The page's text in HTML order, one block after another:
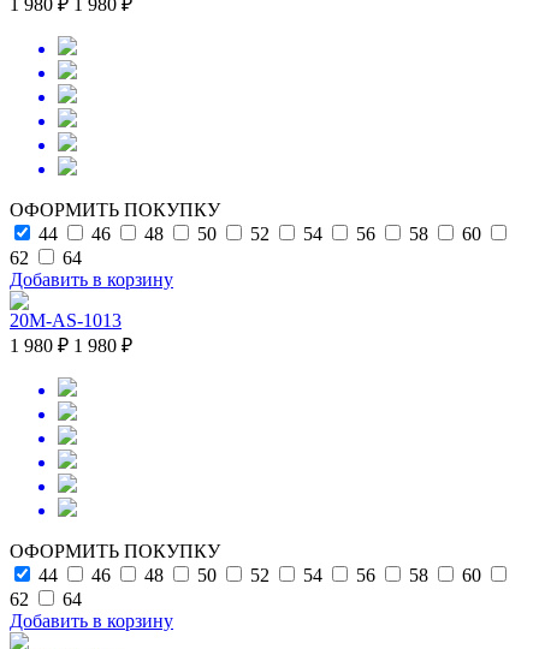
ОФОРМИТЬ ПОКУПКУ
44
46 48 50 52 54 56 58
60
62
64
Добавить в корзину
20M-AS-1013
1 980 ₽ 1 980 ₽
ОФОРМИТЬ ПОКУПКУ
44
46 48 50 52 54 56 58
60
62
64
Добавить в корзину